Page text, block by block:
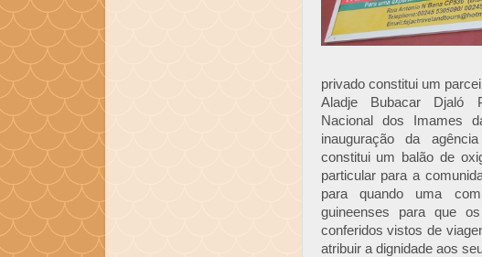
privado constitui um
Aladje Bubacar Djaló
Nacional dos Imames
inauguração da
constitui um balão de
particular para a
para quando uma
guineenses para que
conferidos vistos de
atribuir a dignidade aos